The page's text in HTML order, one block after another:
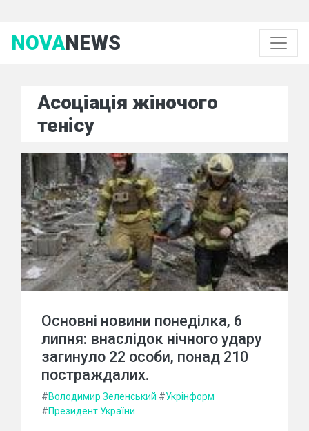
NOVANEWS
Асоціація жіночого
тенісу
Основні новини понеділка, 6
липня: внаслідок нічного удару
загинуло 22 особи, понад 210
постраждалих.
#Володимир Зеленський #Укрінформ
#Президент України